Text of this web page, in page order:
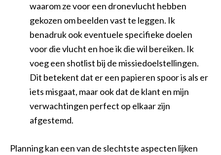
waarom ze voor een dronevlucht hebben
gekozen om beelden vast te leggen. Ik
benadruk ook eventuele specifieke doelen
voor die vlucht en hoe ik die wil bereiken. Ik
voeg een shotlist bij de missiedoelstellingen.
Dit betekent dat er een papieren spoor is als er
iets misgaat, maar ook dat de klant en mijn
verwachtingen perfect op elkaar zijn
afgestemd.
Planning kan een van de slechtste aspecten lijken